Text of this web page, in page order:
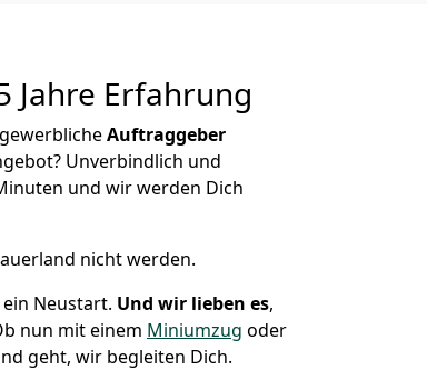
Jahre Erfahrung
Auftraggeber
Unverbindlich und
und wir werden Dich
nicht werden.
Neustart. Und wir lieben es,
nun mit einem Miniumzug oder
geht, wir begleiten Dich.